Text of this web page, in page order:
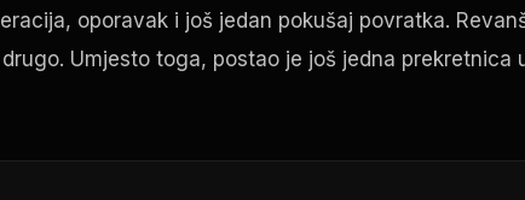
oporavak i još jedan pokušaj povratka.
Umjesto toga, postao je još jedna prekretnica